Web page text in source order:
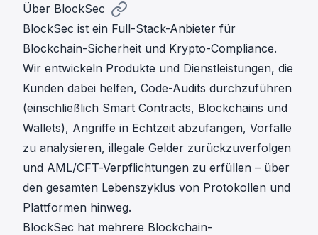
Über BlockSec
BlockSec ist ein Full-Stack-Anbieter für
Blockchain-Sicherheit und Krypto-Compliance.
Wir entwickeln Produkte und Dienstleistungen, die
Kunden dabei helfen, Code-Audits durchzuführen
(einschließlich Smart Contracts, Blockchains und
Wallets), Angriffe in Echtzeit abzufangen, Vorfälle
zu analysieren, illegale Gelder zurückzuverfolgen
und AML/CFT-Verpflichtungen zu erfüllen – über
den gesamten Lebenszyklus von Protokollen und
Plattformen hinweg.
BlockSec hat mehrere Blockchain-